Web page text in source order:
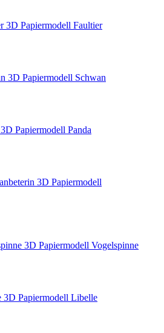
3D Papiermodell Faultier
3D Papiermodell Schwan
3D Papiermodell Panda
3D Papiermodell
3D Papiermodell Vogelspinne
3D Papiermodell Libelle